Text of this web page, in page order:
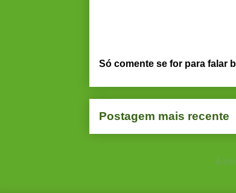
Só comente se for para falar
Postagem mais recente